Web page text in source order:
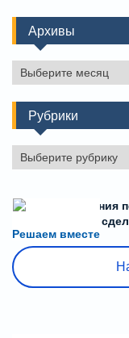
Архивы
Архивы
Рубрики
Рубрики
Решаем вместе
Есть предложения
или знаете, как